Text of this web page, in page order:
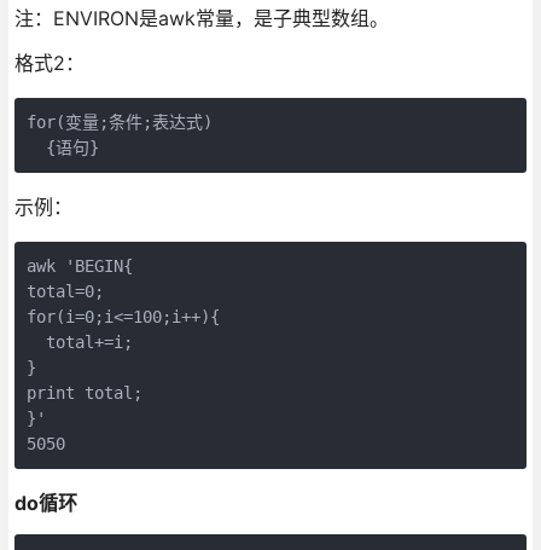
注：ENVIRON是awk常量，是子典型数组。
格式2：
for(变量;条件;表达式)
  {语句}
示例：
awk 'BEGIN{
total=0;
for(i=0;i<=100;i++){
  total+=i;
}
print total;
}'
5050
do循环